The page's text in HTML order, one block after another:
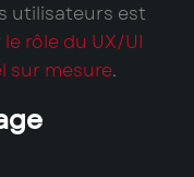
utilisateurs est
le rôle du UX/UI
sur mesure.